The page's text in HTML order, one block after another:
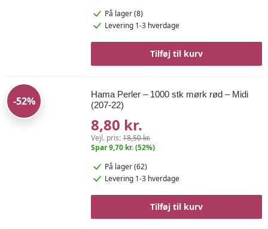
På lager (8)
Levering 1-3 hverdage
Tilføj til kurv
-52%
Hama Perler – 1000 stk mørk rød – Midi
(207-22)
8,80 kr.
Vejl. pris:18,50 kr.
Spar 9,70 kr. (52%)
På lager (62)
Levering 1-3 hverdage
Tilføj til kurv